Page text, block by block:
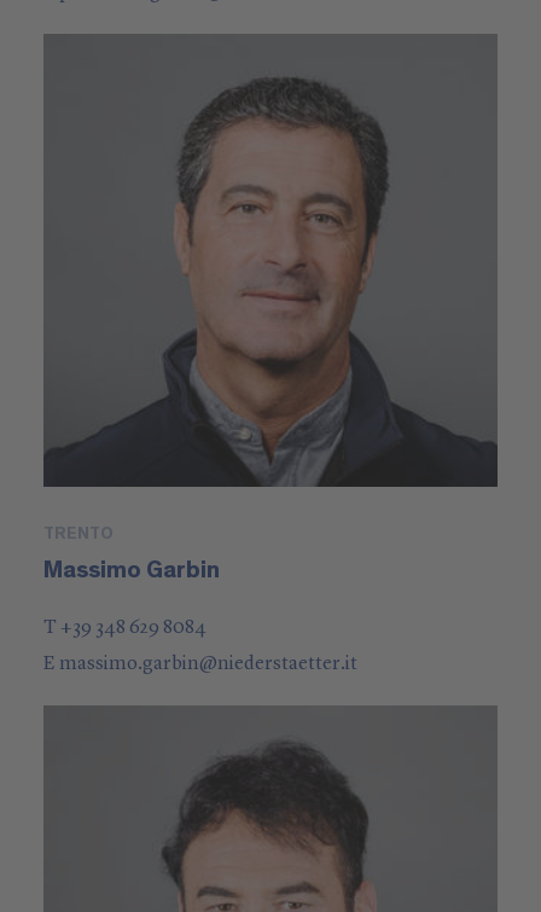
TRENTO
Massimo Garbin
T +39 348 629 8084
E massimo.garbin@niederstaetter.it